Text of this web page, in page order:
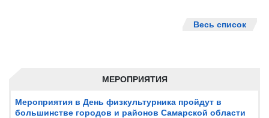
МЕРОПРИЯТИЯ
Мероприятия в День физкультурника пройдут в
большинстве городов и районов Самарской области
Весь список